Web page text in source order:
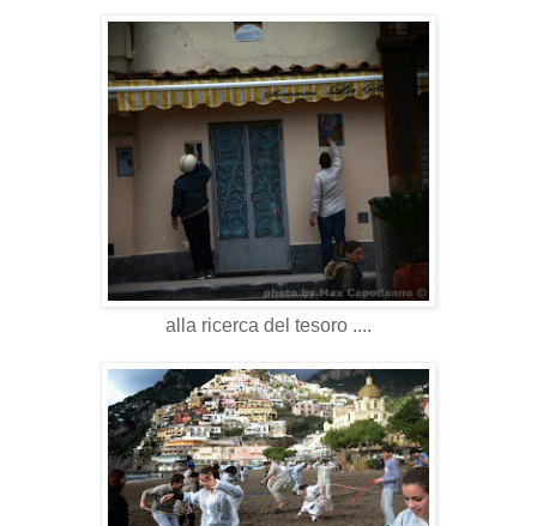
alla ricerca del tesoro ....